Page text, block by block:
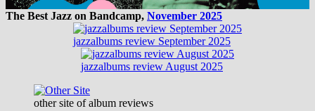
The Best Jazz on Bandcamp, November 2025
jazzalbums review September 2025
jazzalbums review August 2025
other site of album reviews